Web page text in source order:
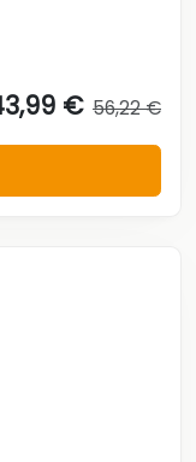
€ 56,22 €